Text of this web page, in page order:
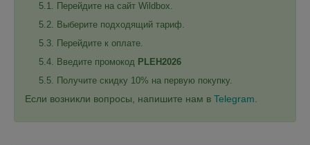
Перейдите на сайт Wildbox.
Выберите подходящий тариф.
Перейдите к оплате.
Введите промокод PLEH2026
Получите скидку 10% на первую покупку.
Если возникли вопросы, напишите нам в Telegram.